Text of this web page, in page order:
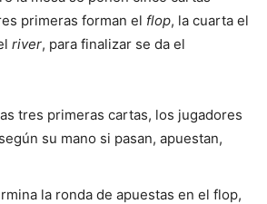
primeras forman el flop, la cuarta el
river, para finalizar se da el
tres primeras cartas, los jugadores
su mano si pasan, apuestan,
la ronda de apuestas en el flop,